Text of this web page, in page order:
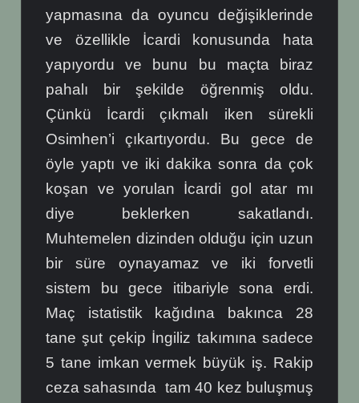
yapmasına da oyuncu değişiklerinde
ve özellikle İcardi konusunda hata
yapıyordu ve bunu bu maçta biraz
pahalı bir şekilde öğrenmiş oldu.
Çünkü İcardi çıkmalı iken sürekli
Osimhen’i çıkartıyordu. Bu gece de
öyle yaptı ve iki dakika sonra da çok
koşan ve yorulan İcardi gol atar mı
diye beklerken sakatlandı.
Muhtemelen dizinden olduğu için uzun
bir süre oynayamaz ve iki forvetli
sistem bu gece itibariyle sona erdi.
Maç istatistik kağıdına bakınca 28
tane şut çekip İngiliz takımına sadece
5 tane imkan vermek büyük iş. Rakip
ceza sahasında tam 40 kez buluşmuş